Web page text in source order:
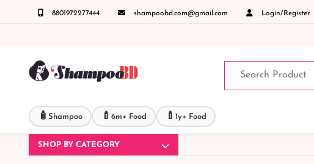
8801972277444 shampoobd.com@gmail.com Login/Register
সহজে অর্ডার করতে প্রোডাক্ট পেজে আপনার মোবাইল নাম্বার দিন অথবা চ্যাট বক্স এ মোবাইল
🧴 Shampoo 🍼 6m+ Food 🍼 1y+ Food
SHOP BY CATEGORY